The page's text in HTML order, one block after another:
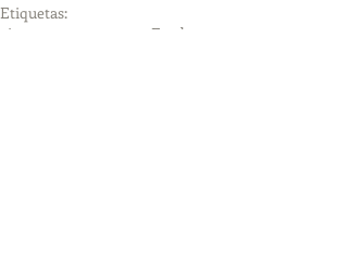
Etiquetas:
vigo
Esteban